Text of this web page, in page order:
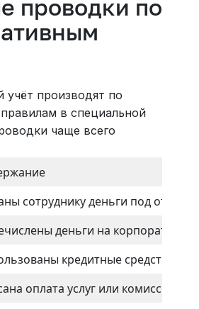
проводки по
учёт производят по
в специальной
чаще всего
сотруднику деньги под отчёт
деньги на
кредитные средства
оплата услуг или комиссия